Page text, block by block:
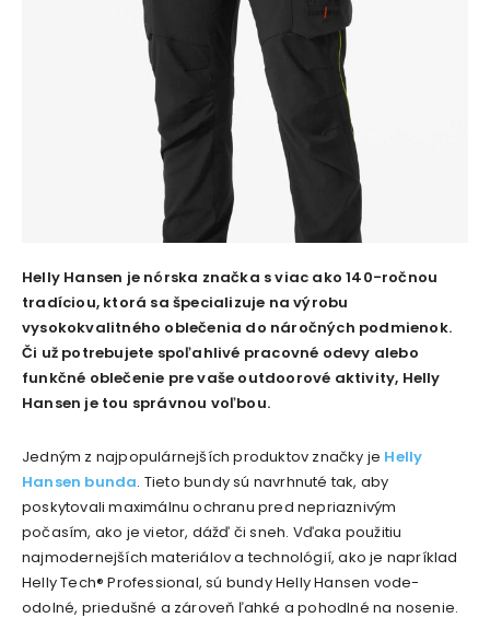
Helly Hansen je nórska značka s viac ako 140-ročnou
tradíciou, ktorá sa špecializuje na výrobu
vysokokvalitného oblečenia do náročných podmienok.
Či už potrebujete spoľahlivé pracovné odevy alebo
funkčné oblečenie pre vaše outdoorové aktivity, Helly
Hansen je tou správnou voľbou.
Jedným z najpopulárnejších produktov značky je Helly
Hansen bunda. Tieto bundy sú navrhnuté tak, aby
poskytovali maximálnu ochranu pred nepriaznivým
počasím, ako je vietor, dážď či sneh. Vďaka použitiu
najmodernejších materiálov a technológií, ako je napríklad
Helly Tech® Professional, sú bundy Helly Hansen vode-
odolné, priedušné a zároveň ľahké a pohodlné na nosenie.